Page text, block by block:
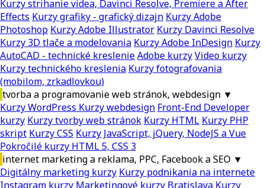
Kurzy strihanie videa, Davinci Resolve, Premiere a After
Effects Kurzy grafiky - grafický dizajn Kurzy Adobe
Photoshop Kurzy Adobe Illustrator Kurzy Davinci Resolve
Kurzy 3D tlače a modelovania Kurzy Adobe InDesign Kurzy
AutoCAD - technické kreslenieAdobe kurzyVideo kurzy
Kurzy technického kreslenia Kurzy fotografovania
(mobilom, zrkadlovkou)
tvorba a programovanie web stránok, webdesign ▼
Kurzy WordPress Kurzy webdesign Front-End Developer
kurzy Kurzy tvorby web stránok Kurzy HTML Kurzy PHP
skript Kurzy CSS Kurzy JavaScript, jQuery, NodeJS a Vue
Pokročilé kurzy HTML 5, CSS 3
internet marketing a reklama, PPC, Facebook a SEO ▼
Digitálny marketing kurzy Kurzy podnikania na internete
Instagram kurzy Marketingové kurzy Bratislava Kurzy